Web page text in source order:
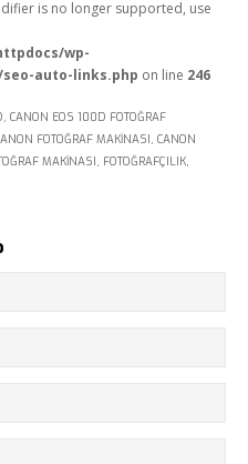
is no longer supported, use
wp-
auto-links.php on line 246
, CANON EOS 100D FOTOĞRAF
FOTOĞRAF MAKINASI, CANON
MAKINASI, FOTOĞRAFÇILIK,